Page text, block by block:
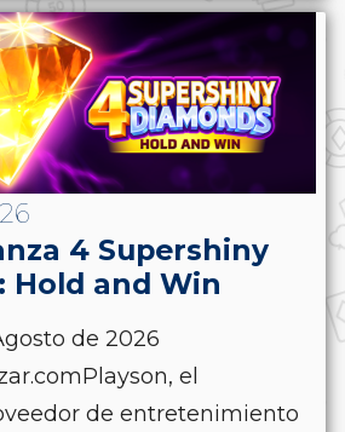
4 Supershiny
Hold and Win
de 2026
el
de entretenimiento